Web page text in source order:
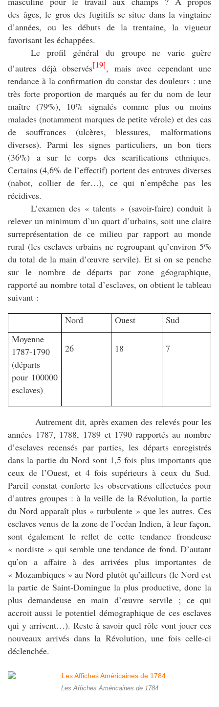
desâges, le gros des fugitifs se situe dans la vingtaine
d’années, ou les débuts de la trentaine, la vigueur
favorisant les échappées.
Le profil général du groupe ne varie guère
d’autres déjà observés[19], mais avec cependant une
tendance à la confirmation du constat des douleurs : une
très forte proportion de marqués au fer du nom de leur
maître (79%), 10% signalés comme plus ou moins
malades (notamment marques de petite vérole) et des cas
de souffrances (ulcères, blessures, malformations
diverses). Parmi les signes particuliers, un bon tiers
(36%) a sur le corps des scarifications ethniques.
Certains (4,6% de l’effectif) portent des entraves diverses
(nabot, collier de fer…), ce qui n’empêche pas les
récidives.
L’examen des « talents » (savoir-faire) conduit à
relever un minimum d’un quart d’urbains, soit une claire
surreprésentation de ce milieu par rapport au monde
rural (les esclaves urbains ne regroupant qu’environ 5%
du total de la main d’œuvre servile). Et si on se penche
sur le nombre de départs par zone géographique,
rapporté au nombre total d’esclaves, on obtient le tableau
suivant :
Nord
Ouest
Sud
Moyenne
1787-1790
(départs
pour 100000
esclaves)
26 18 7
Autrement dit, après examen des relevés pour les
années 1787, 1788, 1789 et 1790 rapportés au nombre
d’esclaves recensés par parties, les départs enregistrés
dans la partie du Nord sont 1,5 fois plus importants que
ceux de l’Ouest, et 4 fois supérieurs à ceux du Sud.
Pareil constat conforte les observations effectuées pour
d’autres groupes : à la veille de la Révolution, la partie
du Nord apparaît plus « turbulente » que les autres. Ces
esclaves venus de la zone de l’océan Indien, à leur façon,
sont également le reflet de cette tendance frondeuse
« nordiste » qui semble une tendance de fond. D’autant
qu’on a affaire à des arrivées plus importantes de
« Mozambiques » au Nord plutôt qu’ailleurs (le Nord est
la partie de Saint-Domingue la plus productive, donc la
plus demandeuse en main d’œuvre servile ; ce qui
accroit aussi le potentiel démographique de ces esclaves
qui y arrivent…). Reste à savoir quel rôle vont jouer ces
nouveaux arrivés dans la Révolution, une fois celle-ci
déclenchée.
Les Affiches Américaines de 1784